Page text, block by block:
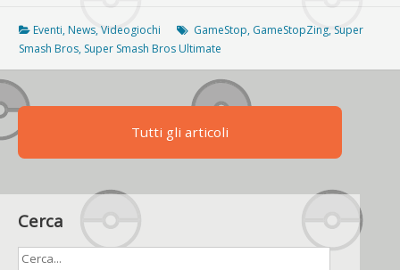
Bros.
Ultimate
in
tour
GameStopZing
Eventi, News,Videogiochi GameStop, GameStopZing,Super
Smash Bros, Super Smash Bros Ultimate
Tutti gli articoli
Cerca